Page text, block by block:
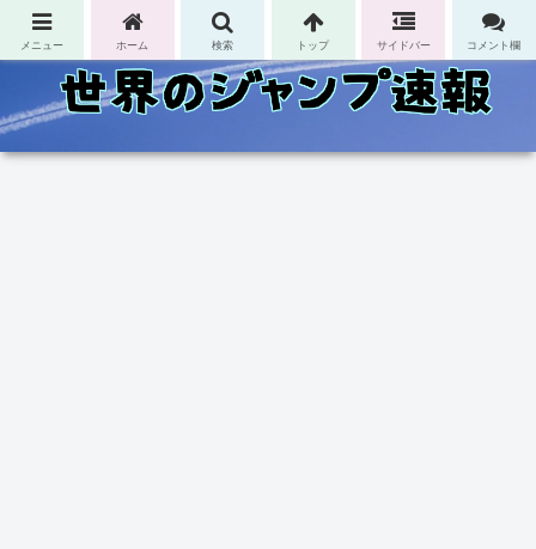
コンテンツへスキップ
メニュー ホーム 検索 トップ サイドバー コメント欄